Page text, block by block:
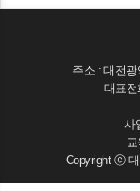
주소 : 대전
대표전
사
Copyright ⓒ